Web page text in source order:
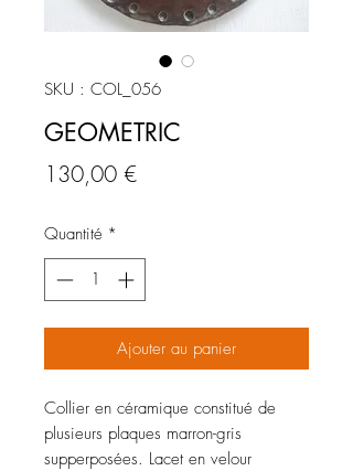
SKU : COL_056
GEOMETRIC
130,00 €Prix
Quantité *
Ajouter au panier
Collier en céramique constitué de
plusieurs plaques marron-gris
supperposées. Lacet en velour